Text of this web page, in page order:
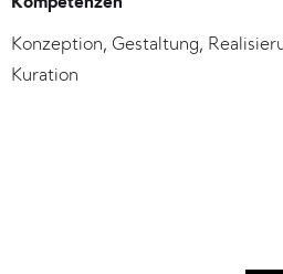
Konzeption, Gestaltung,
Kuration